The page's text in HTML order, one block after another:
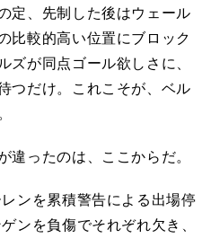
定、先制した後はウェール
比較的高い位置にブロック
ズが同点ゴール欲しさに、
つだけ。これこそが、ベル
ったのは、ここからだ。
ンを累積警告による出場停
ンを負傷でそれぞれ欠き、